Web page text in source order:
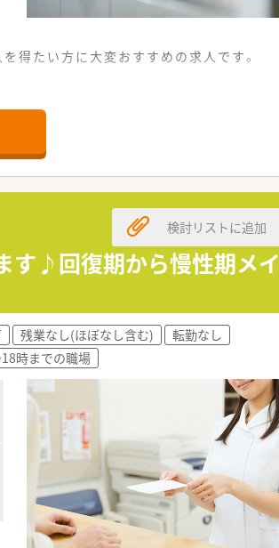
得たい方に大変おすすめの求人です。
調剤薬局です。
られる環境です。
務量です。
有効活用できます。
用しております。
軟に働けます。
をいただける仕事です。
される環境です。
ップできるのが魅力です。
す♪回復期から慢性期メイ
検討リストに追加
残業なし(ほぼなし含む)
転勤なし
時までの職場